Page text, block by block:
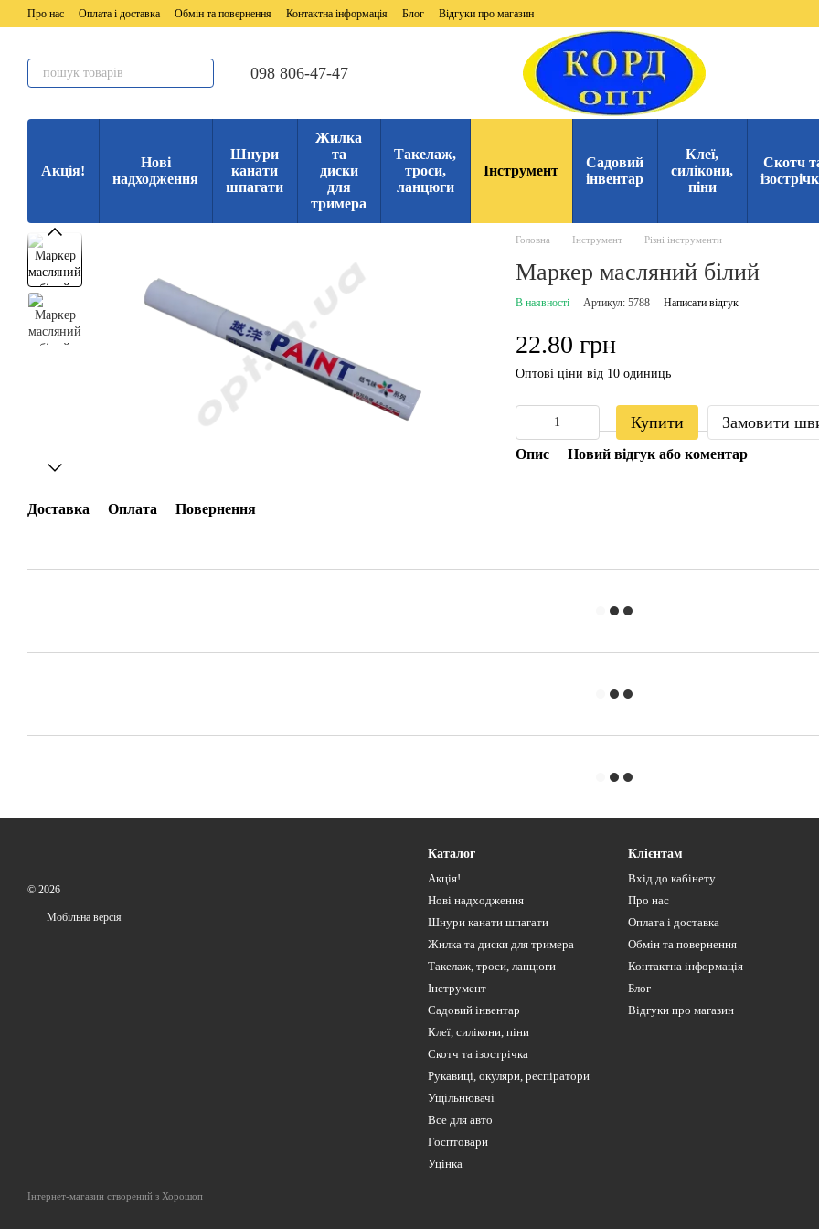
Перейти до основного контенту
Про нас Оплата і доставка Обмін та повернення Контактна інформація Блог Відгуки про магазин
098 806-47-47
Акція!
Нові
надходження
Шнури
канати
шпагати
Жилка
та
диски
для
тримера
Такелаж,
троси,
ланцюги
Інструмент
Садовий
інвентар
Клеї,
силікони,
піни
Скотч
Доставка Оплата Повернення
Головна Інструмент Різні інструменти
Маркер масляний білий
В наявності Артикул: 5788 Написати відгук
22.80 грн
Оптові ціни від 10 одиниць
Купити Замовити
Опис Новий відгук або коментар
© 2026
Мобільна версія
Інтернет-магазин створений з Хорошоп
Каталог
Акція!
Нові надходження
Шнури канати шпагати
Жилка та диски для тримера
Такелаж, троси, ланцюги
Інструмент
Садовий інвентар
Клеї, силікони, піни
Скотч та ізострічка
Рукавиці, окуляри, респіратори
Ущільнювачі
Все для авто
Госптовари
Уцінка
Клієнтам
Вхід до кабінету
Про нас
Оплата і доставка
Обмін та повернення
Контактна інформація
Блог
Відгуки про магазин